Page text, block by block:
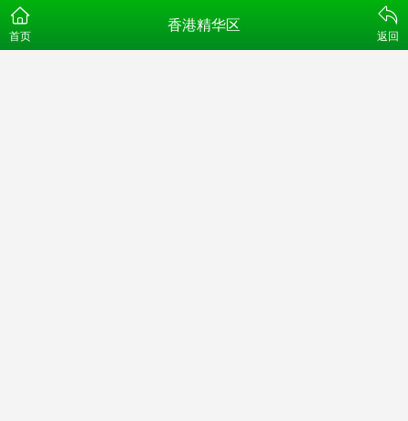
首页
香港精华区
返回